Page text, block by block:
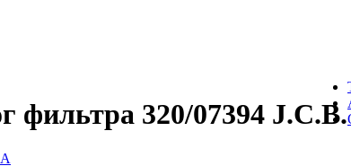
фильтра 320/07394 J.C.B.